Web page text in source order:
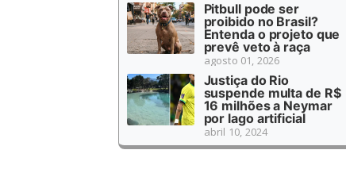
Pitbull pode ser
proibido no Brasil?
Entenda o projeto que
prevê veto à raça
agosto 01, 2026
Justiça do Rio
suspende multa de R$
16 milhões a Neymar
por lago artificial
abril 10, 2024